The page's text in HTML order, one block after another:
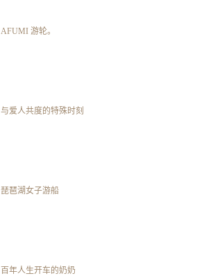
AFUMI 游轮。
与爱人共度的特殊时刻
琵琶湖女子游船
百年人生开车的奶奶